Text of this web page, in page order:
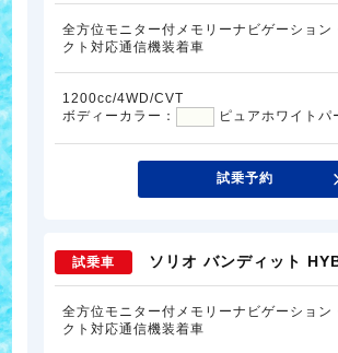
全方位モニター付メモリーナビゲーション
クト対応通信機装着車
1200cc/4WD/CVT
ボディーカラー：
ピュアホワイトパ
試乗予約
試乗車 ソリオ バンディット
全方位モニター付メモリーナビゲーション
クト対応通信機装着車